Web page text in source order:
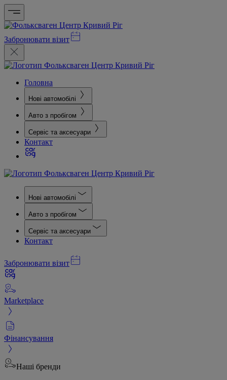
Забронювати візит
Головна
Нові автомобілі
Авто з пробігом
Сервіс та аксесуари
Контакт
Нові автомобілі
Авто з пробігом
Сервіс та аксесуари
Контакт
Забронювати візит
Marketplace
Фінансування
Наші бренди